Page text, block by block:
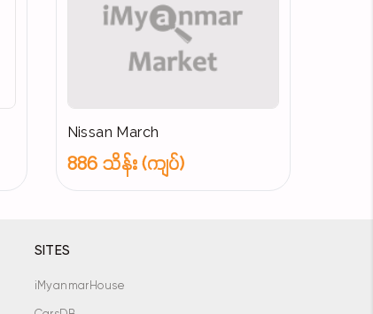
Nissan March
886 သိန်း (ကျပ်)
SITES
iMyanmarHouse